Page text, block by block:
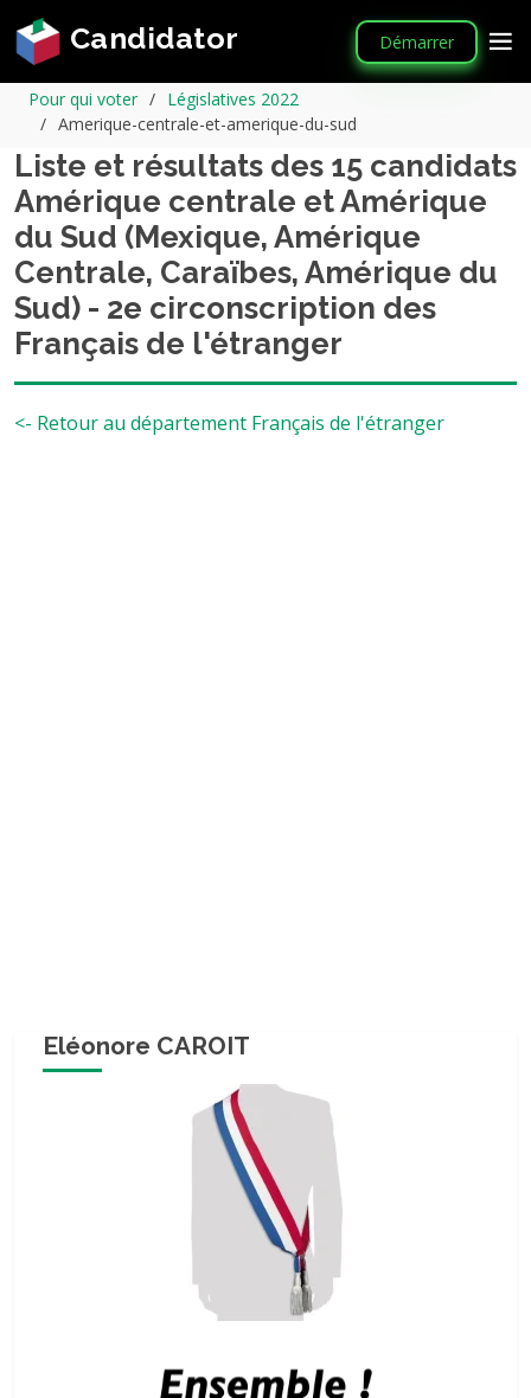
Candidator Démarrer
Pour qui voter
Législatives 2022
Amerique-centrale-et-amerique-du-sud
Liste et résultats des 15 candidats
Amérique centrale et Amérique
du Sud (Mexique, Amérique
Centrale, Caraïbes, Amérique du
Sud) - 2e circonscription des
Français de l'étranger
<- Retour au département Français de l'étranger
Eléonore CAROIT